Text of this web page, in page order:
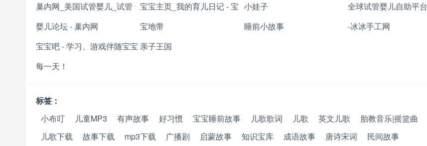
巢内网_美国试管婴儿_试管
婴儿论坛 - 巢内网
宝宝主页_我的育儿日记 - 宝
宝地带
小娃子
全球试管婴儿自助平台
睡前小故事
-冰冰手工网
宝宝吧 - 学习、游戏伴随宝宝
每一天！
亲子王国
标签：
小布叮
儿童MP3 有声故事 好习惯 宝宝睡前故事 儿歌歌词 儿歌 英文儿歌
胎教音乐|摇篮曲
儿歌下载
故事下载 mp3下载 广播剧 启蒙故事 知识宝库 成语故事 唐诗宋词 民间故事